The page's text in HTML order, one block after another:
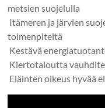
metsien suojelulla
Itämeren ja järvien
toimenpiteitä
Kestävä
Kiertotaloutta
Eläinten oikeus hyvää